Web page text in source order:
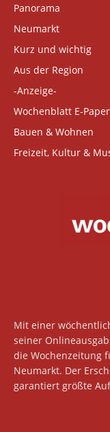
Panorama
Neumarkt
Kurz und wichtig
Aus der Region
-Anzeige-
Wochenblatt E-Paper
Bauen & Wohnen
Freizeit, Kultur &
Mit einer
seiner
die Wochenzeitung
Neumarkt. Der
garantiert größte